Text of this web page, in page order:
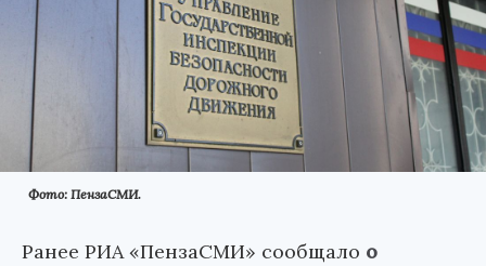
Фото: ПензаСМИ.
Ранее РИА «ПензаСМИ» сообщало о